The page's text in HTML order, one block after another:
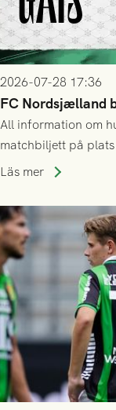
2026-07-28 17:36
FC Nordsjælland
All information om
matchbiljett på
som står på
Läs mer